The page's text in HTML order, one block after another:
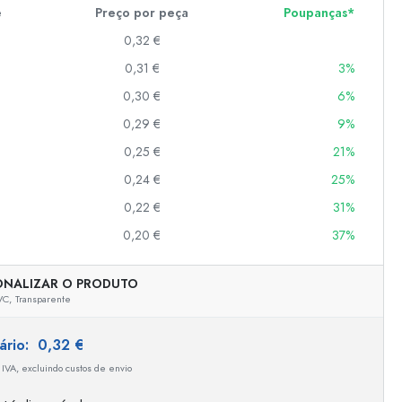
Preço por peça
Poupanças*
0,32 €
0,31 €
3%
0,30 €
6%
0,29 €
9%
0,25 €
21%
0,24 €
25%
0,22 €
31%
0,20 € 37%
O PRODUTO
Transparente
0,32 €
excluindo custos de envio